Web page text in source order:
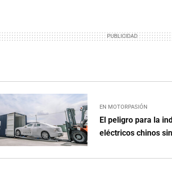
EN MOTORPASIÓN
El peligro para la
eléctricos chinos